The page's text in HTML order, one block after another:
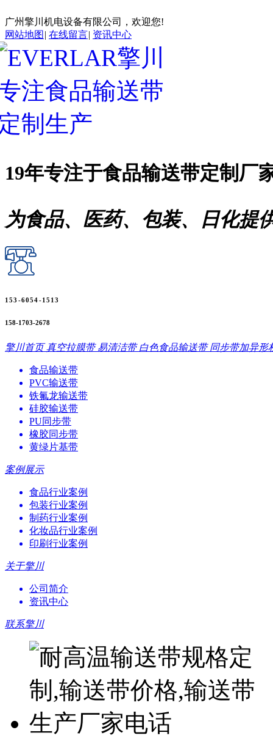
广州擎川机电设备有限公司，欢迎您!
网站地图 | 在线留言| 资讯中心
19年专注于食品输送带定制厂
为食品、医药、包装、日化提
153-6054-1513
158-1703-2678
擎川首页 真空拉膜带 易清洁带 白色食品输送带 同步带加异形
食品输送带
PVC输送带
铁氟龙输送带
硅胶输送带
PU同步带
橡胶同步带
黄绿片基带
案例展示
食品行业案例
包装行业案例
制药行业案例
化妆品行业案例
印刷行业案例
关于擎川
公司简介
资讯中心
联系擎川